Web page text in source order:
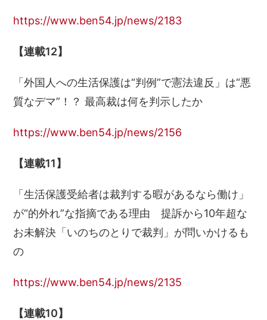
https://www.ben54.jp/news/2183
【連載12】
「外国人への生活保護は“判例”で憲法違反」は“悪
質なデマ”！？ 最高裁は何を判示したか
https://www.ben54.jp/news/2156
【連載11】
「生活保護受給者は裁判する暇があるなら働け」
が“的外れ”な指摘である理由 提訴から10年超な
お未解決「いのちのとりで裁判」が問いかけるも
の
https://www.ben54.jp/news/2135
【連載10】